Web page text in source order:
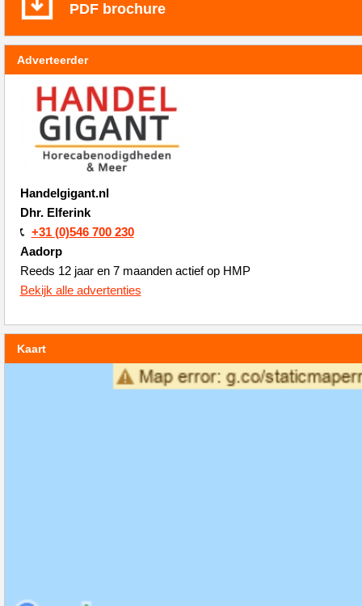
PDF brochure
Adverteerder
Handelgigant.nl
Dhr. Elferink
+31 (0)546 700 230
Aadorp
Reeds 12 jaar en 7 maanden actief op HMP
Bekijk alle advertenties
Kaart